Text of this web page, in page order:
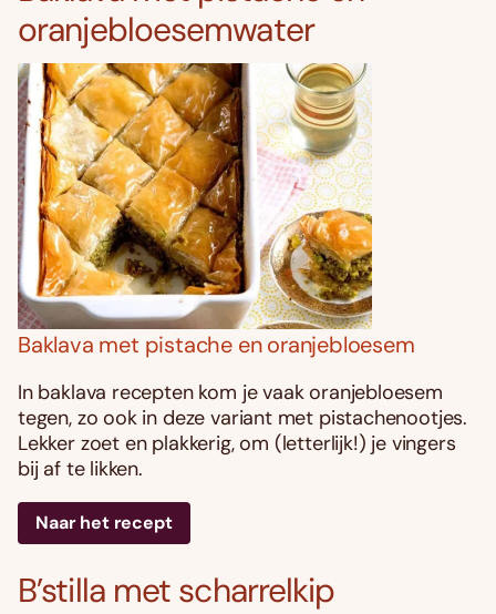
oranjebloesemwater
Baklava met pistache en oranjebloesem
In baklava recepten kom je vaak oranjebloesem
tegen, zo ook in deze variant met pistachenootjes.
Lekker zoet en plakkerig, om (letterlijk!) je vingers
bij af te likken.
Naar het recept
B’stilla met scharrelkip